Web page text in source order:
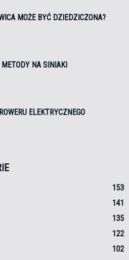
MOŻE BYĆ DZIEDZICZONA?
METODY NA SINIAKI
ELEKTRYCZNEGO
153
141
135
122
102